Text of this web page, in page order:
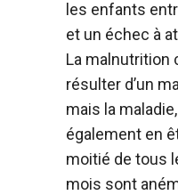
les enfants
et un échec à
La malnutrition
résulter d’un
mais la
également en
moitié de tous
mois sont